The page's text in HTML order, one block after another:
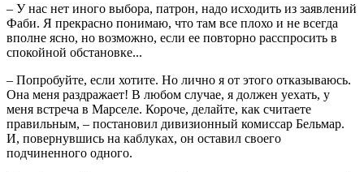
– У нас нет иного выбора, патрон, надо исходить из заявлений
Фаби. Я прекрасно понимаю, что там все плохо и не всегда
вполне ясно, но возможно, если ее повторно расспросить в
спокойной обстановке...
– Попробуйте, если хотите. Но лично я от этого отказываюсь.
Она меня раздражает! В любом случае, я должен уехать, у
меня встреча в Марселе. Короче, делайте, как считаете
правильным, – постановил дивизионный комиссар Бельмар.
И, повернувшись на каблуках, он оставил своего
подчиненного одного.